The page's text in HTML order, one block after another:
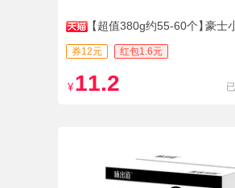
【超值380g约55-60个】豪士
券12元 红包1.6元
¥ 11.2